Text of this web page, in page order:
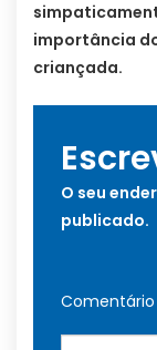
importância
criançada.
O seu
publicado.
Comentário